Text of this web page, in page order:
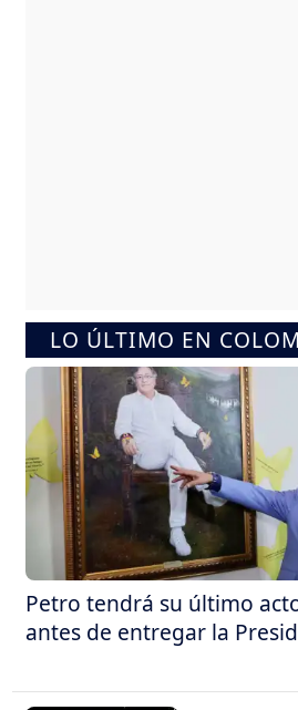
LO ÚLTIMO EN
Petro tendrá su último
antes de entregar la